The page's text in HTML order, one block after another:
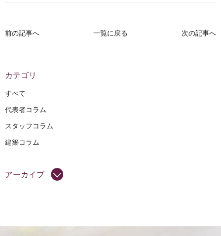
前の記事へ 一覧に戻る 次の記事へ
カテゴリ
すべて
代表者コラム
スタッフコラム
建築コラム
アーカイブ